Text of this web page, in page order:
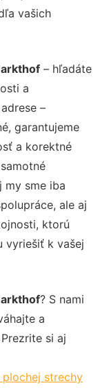
vašich
– hľadáte
a
–
garantujeme
a korektné
my sme iba
ale aj
ktorú
vyriešiť k vašej
? S nami
a
si aj
plochej strechy